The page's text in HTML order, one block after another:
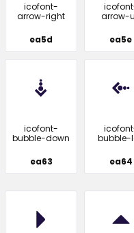
icofont-
arrow-right
ea5d
arrow-
ea5e
icofont-
bubble-down
ea63
bubble-
ea64